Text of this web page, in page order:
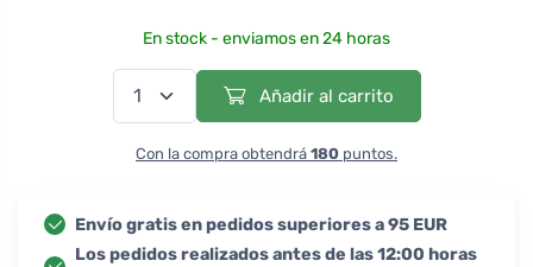
En stock - enviamos en 24 horas
Añadir al carrito
Con la compra obtendrá 180 puntos.
Envío gratis en pedidos superiores a 95 EUR
Los pedidos realizados antes de las 12:00 horas